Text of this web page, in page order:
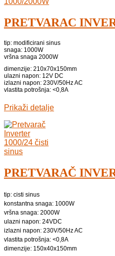
PRETVARAC
tip: modificirani sinus
snaga: 1000W
vršna snaga 2000W
dimenzije: 210x70x150mm
ulazni napon: 12V DC
izlazni napon: 230V/50Hz AC
vlastita potrošnja: <0,8A
Prikaži detalje
PRETVARAČ
tip: cisti sinus
konstantna snaga: 1000W
vršna snaga: 2000W
ulazni napon: 24VDC
izlazni napon: 230V/50Hz AC
vlastita potrošnja: <0,8A
dimenzije: 150x40x150mm